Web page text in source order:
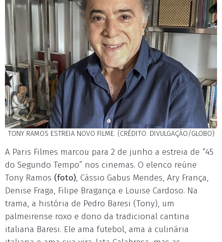
TONY RAMOS ESTREIA NOVO FILME. (CRÉDITO: DIVULGAÇÃO/GLOBO)
A Paris Filmes marcou para 2 de junho a estreia de “45
do Segundo Tempo” nos cinemas. O elenco reúne
Tony Ramos (foto), Cássio Gabus Mendes, Ary França,
Denise Fraga, Filipe Bragança e Louise Cardoso. Na
trama, a história de Pedro Baresi (Tony), um
palmeirense roxo e dono da tradicional cantina
italiana Baresi. Ele ama futebol, ama a culinária